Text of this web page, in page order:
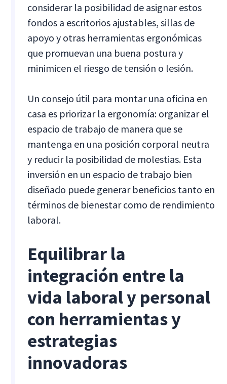
considerar la posibilidad de asignar estos
fondos a escritorios ajustables, sillas de
apoyo y otras herramientas ergonómicas
que promuevan una buena postura y
minimicen el riesgo de tensión o lesión.
Un consejo útil para montar una oficina en
casa es priorizar la ergonomía: organizar el
espacio de trabajo de manera que se
mantenga en una posición corporal neutra
y reducir la posibilidad de molestias. Esta
inversión en un espacio de trabajo bien
diseñado puede generar beneficios tanto en
términos de bienestar como de rendimiento
laboral.
Equilibrar la
integración entre la
vida laboral y personal
con herramientas y
estrategias
innovadoras